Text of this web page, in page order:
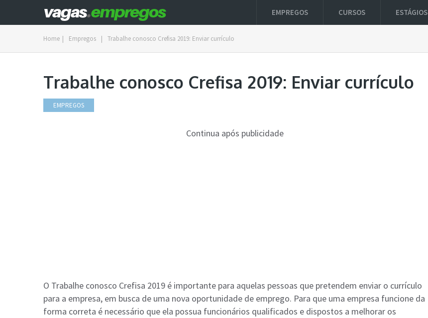
EMPREGOS CURSOS ESTÁGIOS
Home | Empregos | Trabalhe conosco Crefisa 2019: Enviar currículo
Trabalhe conosco Crefisa 2019: Enviar currículo
EMPREGOS
Continua após publicidade
O Trabalhe conosco Crefisa 2019 é importante para aquelas pessoas que pretendem enviar o currículo
para a empresa, em busca de uma nova oportunidade de emprego. Para que uma empresa funcione da
forma correta é necessário que ela possua funcionários qualificados e dispostos a melhorar os